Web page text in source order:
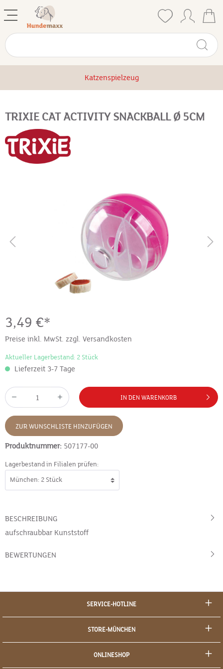
Katzenspielzeug
TRIXIE CAT ACTIVITY SNACKBALL Ø 5CM
3,49 €*
Preise inkl. MwSt. zzgl. Versandkosten
Aktueller Lagerbestand: 2 Stück
Lieferzeit 3-7 Tage
IN DEN WARENKORB
ZUR WUNSCHLISTE HINZUFÜGEN
Produktnummer: 507177-00
Lagerbestand in Filialen prüfen:
BESCHREIBUNG
aufschraubbar Kunststoff
BEWERTUNGEN
SERVICE-HOTLINE
STORE-MÜNCHEN
ONLINESHOP